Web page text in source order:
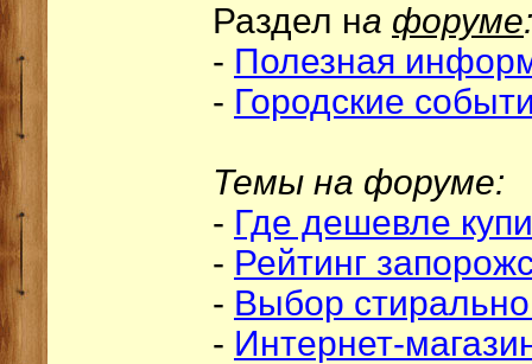
Раздел на форуме:
- Полезная
- Городские
Темы на форуме:
- Где дешевле
- Рейтинг
- Выбор
- Интернет-